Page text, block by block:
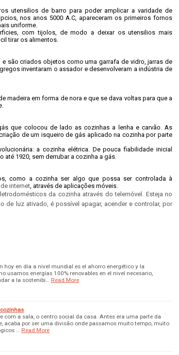
utensilios de barro para poder amplicar a varidade de
nos anos 5000 A.C, apareceram os primeiros fornos
uniforme.
com tijolos, de modo a deixar os utensilios mais
tirar os alimentos.
são criados objetos como uma garrafa de vidro, jarras de
inventaram o assador e desenvolveram a indústria de
madeira em forma de nora e que se dava voltas para que a
que colocou de lado as cozinhas a lenha e carvão. As
de um isqueiro de gás aplicado na cozinha por parte
a cozinha elétrica. De pouca fiabilidade inicial
1920, sem derrubar a cozinha a gás.
como a cozinha ser algo que possa ser controlada à
internet, através de aplicações móveis.
da cozinha através do telemóvel. Esteja no
de luzativado, é possível apagar, acender e controlar, por
hoy en día a nivel mundial es el ahorro energético y la
usamos energías 100% renovables en el nivel necesario,
a la sostenibi…
Read More
com a sala, o centro social da casa. Antes era uma parte da
acaba por ser uma divisão onde passamos muito tempo, muito
…
Read More